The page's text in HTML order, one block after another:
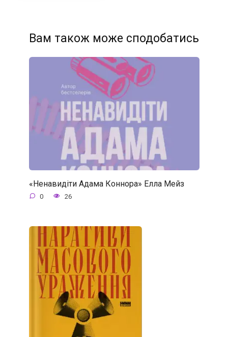
Вам також може сподобатись
«Ненавидіти Адама Коннора» Елла Мейз
0 26